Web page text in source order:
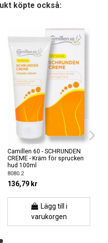
köpte också:
Camillen 60 - SCHRUNDEN
CREME - Kräm för sprucken
hud 100ml
8080.2
136,79 kr
Lägg till i
varukorgen